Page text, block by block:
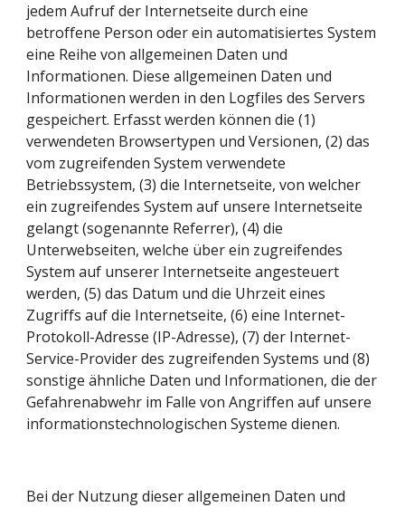
jedem Aufruf der Internetseite durch eine
betroffene Person oder ein automatisiertes System
eine Reihe von allgemeinen Daten und
Informationen. Diese allgemeinen Daten und
Informationen werden in den Logfiles des Servers
gespeichert. Erfasst werden können die (1)
verwendeten Browsertypen und Versionen, (2) das
vom zugreifenden System verwendete
Betriebssystem, (3) die Internetseite, von welcher
ein zugreifendes System auf unsere Internetseite
gelangt (sogenannte Referrer), (4) die
Unterwebseiten, welche über ein zugreifendes
System auf unserer Internetseite angesteuert
werden, (5) das Datum und die Uhrzeit eines
Zugriffs auf die Internetseite, (6) eine Internet-
Protokoll-Adresse (IP-Adresse), (7) der Internet-
Service-Provider des zugreifenden Systems und (8)
sonstige ähnliche Daten und Informationen, die der
Gefahrenabwehr im Falle von Angriffen auf unsere
informationstechnologischen Systeme dienen.
Bei der Nutzung dieser allgemeinen Daten und